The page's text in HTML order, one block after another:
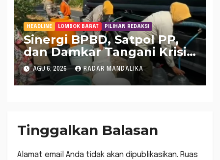
HEADLINE LOMBOK BARAT PILIHAN REDAKSI
Sinergi BPBD, Satpol PP,
dan Damkar Tangani Krisis
Air Bersih di Lobar
AGU 6, 2026 RADAR MANDALIKA
Tinggalkan Balasan
Alamat email Anda tidak akan dipublikasikan. Ruas